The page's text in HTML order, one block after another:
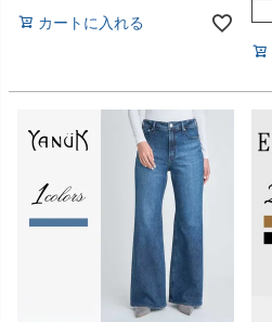
カートに入れる